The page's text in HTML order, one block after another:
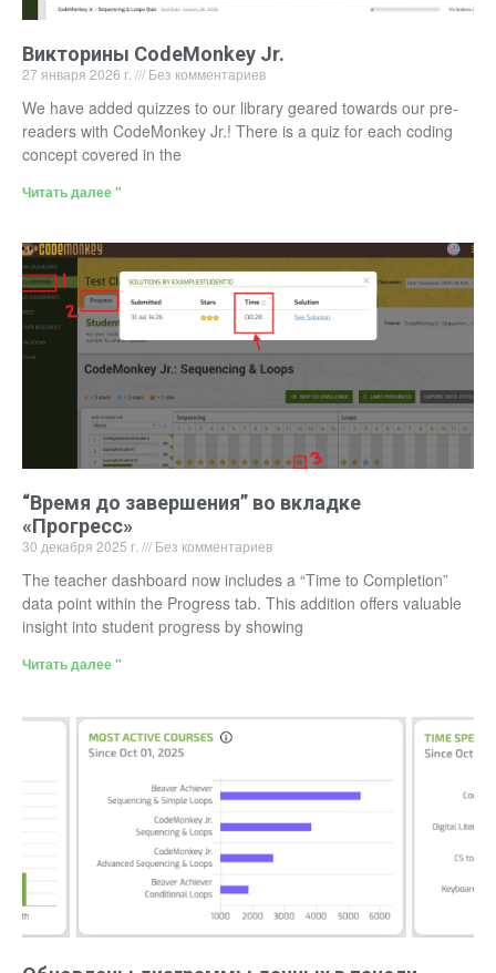
Викторины CodeMonkey Jr.
27 января 2026 г. Без комментариев
We have added quizzes to our library geared towards our pre-
readers with CodeMonkey Jr.! There is a quiz for each coding
concept covered in the
Читать далее "
“Время до завершения” во вкладке
«Прогресс»
30 декабря 2025 г. Без комментариев
The teacher dashboard now includes a “Time to Completion”
data point within the Progress tab. This addition offers valuable
insight into student progress by showing
Читать далее "